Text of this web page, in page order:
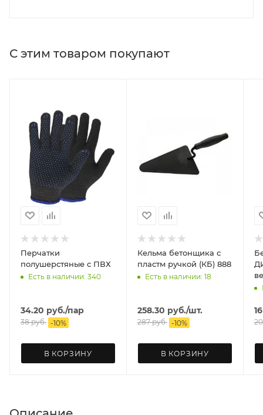
С этим товаром покупают
Перчатки
полушерстяные с ПВХ
Есть в наличии: 340
34.20 руб./пар
38руб. -10%
В КОРЗИНУ
Кельма бетонщика с
пластм ручкой (КБ) 888
Есть в наличии: 18
258.30 руб./шт.
287руб. -10%
В КОРЗИНУ